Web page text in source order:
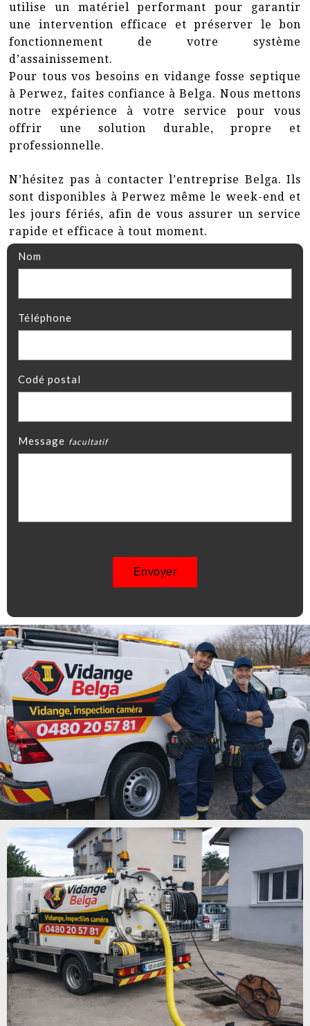
utilise un matériel performant pour garantir
une intervention efficace et préserver le bon
fonctionnement de votre système
d’assainissement.
Pour tous vos besoins en vidange fosse septique
à Perwez, faites confiance à Belga. Nous mettons
notre expérience à votre service pour vous
offrir une solution durable, propre et
professionnelle.
N’hésitez pas à contacter l’entreprise Belga. Ils
sont disponibles à Perwez même le week-end et
les jours fériés, afin de vous assurer un service
rapide et efficace à tout moment.
Nom
Téléphone
Codé postal
Message